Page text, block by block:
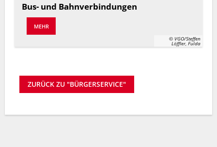
© VGO/Steffen
Löffler, Fulda
Bus- und Bahnverbindungen
MEHR
ZURÜCK ZU "BÜRGERSERVICE"